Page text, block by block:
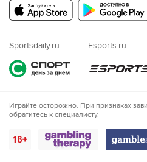
Русский
Nigeria
Sportsdaily.ru Esports.ru
Играйте осторожно. При признаках
обратитесь к специалисту.